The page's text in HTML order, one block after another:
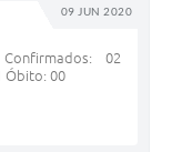
09 JUN 2020
02
Óbito: 00